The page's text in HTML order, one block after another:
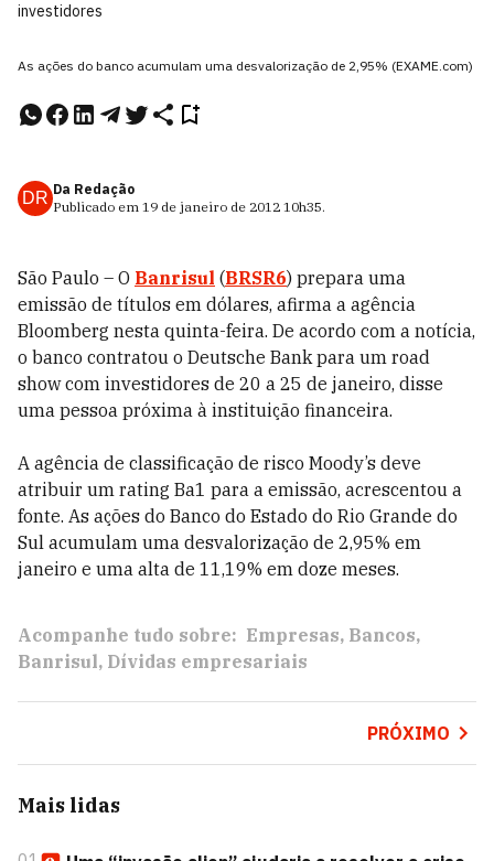
investidores
As ações do banco acumulam uma desvalorização de 2,95% (EXAME.com)
DR Da Redação
Publicado em 19 de janeiro de 2012 10h35.
São Paulo – O Banrisul (BRSR6) prepara uma
emissão de títulos em dólares, afirma a agência
Bloomberg nesta quinta-feira. De acordo com a notícia,
o banco contratou o Deutsche Bank para um road
show com investidores de 20 a 25 de janeiro, disse
uma pessoa próxima à instituição financeira.
A agência de classificação de risco Moody’s deve
atribuir um rating Ba1 para a emissão, acrescentou a
fonte. As ações do Banco do Estado do Rio Grande do
Sul acumulam uma desvalorização de 2,95% em
janeiro e uma alta de 11,19% em doze meses.
Acompanhe tudo sobre: Empresas Bancos
Banrisul Dívidas empresariais
PRÓXIMO
Mais lidas